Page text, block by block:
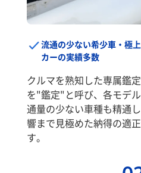
流通の少ない希少車・極
カーの実績多数
クルマを熟知した専属鑑
を"鑑定"と呼び、各モデ
通量の少ない車種も精通
響まで見極めた納得の適
す。